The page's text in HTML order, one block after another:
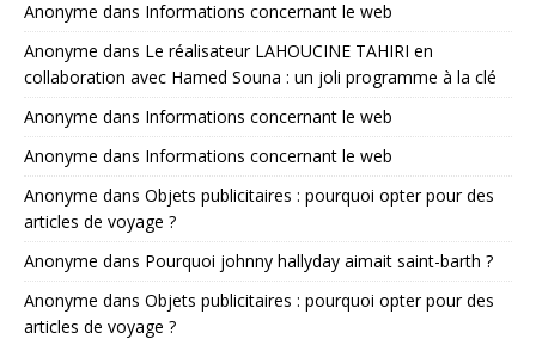
Anonyme dans Informations concernant le web
Anonyme dans Le réalisateur LAHOUCINE TAHIRI en
collaboration avec Hamed Souna : un joli programme à la clé
Anonyme dans Informations concernant le web
Anonyme dans Informations concernant le web
Anonyme dans Objets publicitaires : pourquoi opter pour des
articles de voyage ?
Anonyme dans Pourquoi johnny hallyday aimait saint-barth ?
Anonyme dans Objets publicitaires : pourquoi opter pour des
articles de voyage ?